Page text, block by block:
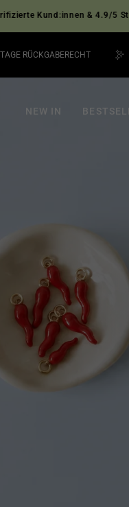
& 4.9/5 Sterne auf
RÜCKGABERECHT
NEW IN